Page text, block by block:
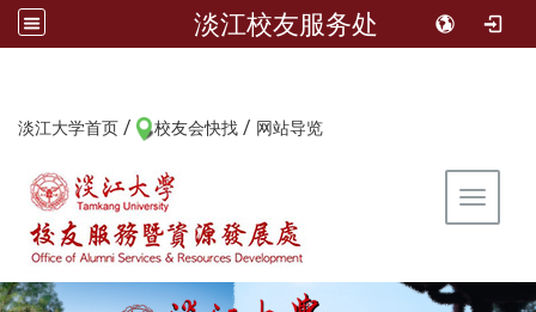
淡江校友服务处
淡江大学首页 / 校友会快找 / 网站导览
Toggle